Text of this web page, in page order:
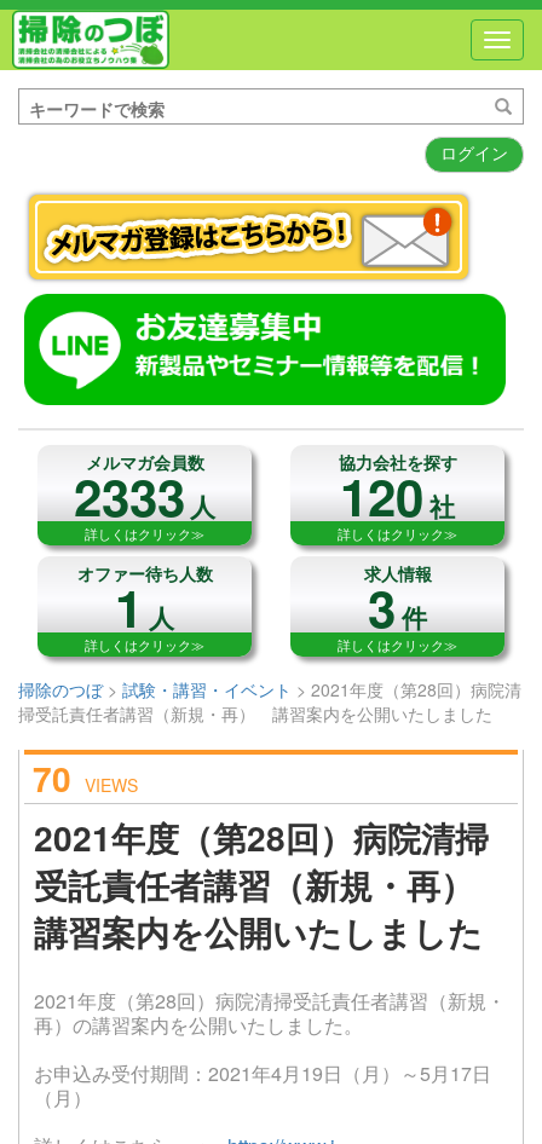
ログイン
メルマガ会員数
2333人
詳しくはクリック≫
協力会社を探す
120社
詳しくはクリック≫
オファー待ち人数
1人
詳しくはクリック≫
求人情報
3件
詳しくはクリック≫
掃除のつぼ> 試験・講習・イベント > 2021年度（第28回）病院清
掃受託責任者講習（新規・再） 講習案内を公開いたしました
70 VIEWS
2021年度（第28回）病院清掃
受託責任者講習（新規・再）
講習案内を公開いたしました
2021年度（第28回）病院清掃受託責任者講習（新規・
再）の講習案内を公開いたしました。
お申込み受付期間：2021年4月19日（月）～5月17日
（月）